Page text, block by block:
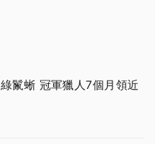
鬣蜥 冠軍獵人7個月領近